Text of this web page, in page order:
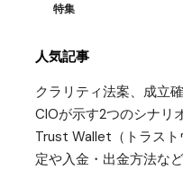
特集
人気記事
クラリティ法案、成立
CIOが示す2つのシナリ
Trust Wallet（トラス
定や入金・出金方法な